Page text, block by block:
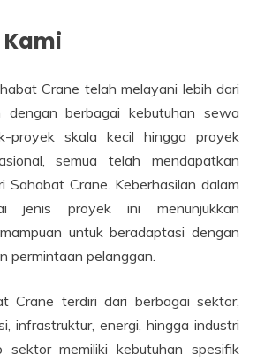
Crane telah melayani lebih dari
dengan berbagai kebutuhan sewa
proyek skala kecil hingga proyek
semua telah mendapatkan
Sahabat Crane. Keberhasilan dalam
jenis proyek ini menunjukkan
untuk beradaptasi dengan
permintaan pelanggan.
Crane terdiri dari berbagai sektor,
infrastruktur, energi, hingga industri
sektor memiliki kebutuhan spesifik